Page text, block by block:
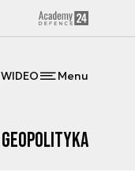
WIDEO Menu
Geopolityka